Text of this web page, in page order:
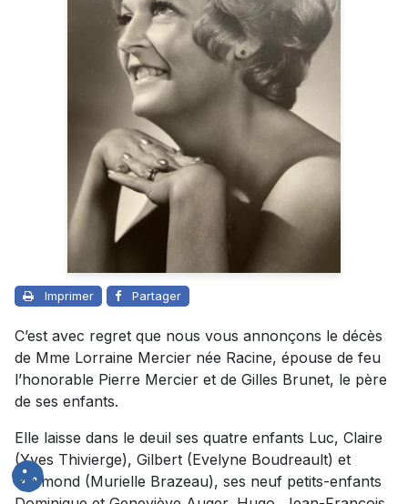
Imprimer Partager
C’est avec regret que nous vous annonçons le décès
de Mme Lorraine Mercier née Racine, épouse de feu
l’honorable Pierre Mercier et de Gilles Brunet, le père
de ses enfants.
Elle laisse dans le deuil ses quatre enfants Luc, Claire
(Yves Thivierge), Gilbert (Evelyne Boudreault) et
Raymond (Murielle Brazeau), ses neuf petits-enfants